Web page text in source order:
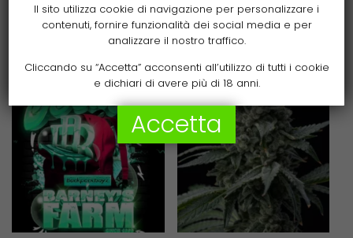
Strain Fem
91,76€
52,94€ - 91,76 €
Il sito utilizza cookie di navigazione per personalizzare i
contenuti, fornire funzionalità dei social media e per
analizzare il nostro traffico.
Cliccando su “Accetta” acconsenti all’utilizzo di tutti i cookie
e dichiari di avere più di 18 anni.
Accetta